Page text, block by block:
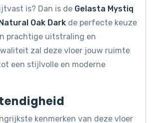
is? Dan is de Gelasta Mystiq
Oak Dark de perfecte keuze
prachtige uitstraling en
zal deze vloer jouw ruimte
een stijlvolle en moderne
kenmerken van deze vloer